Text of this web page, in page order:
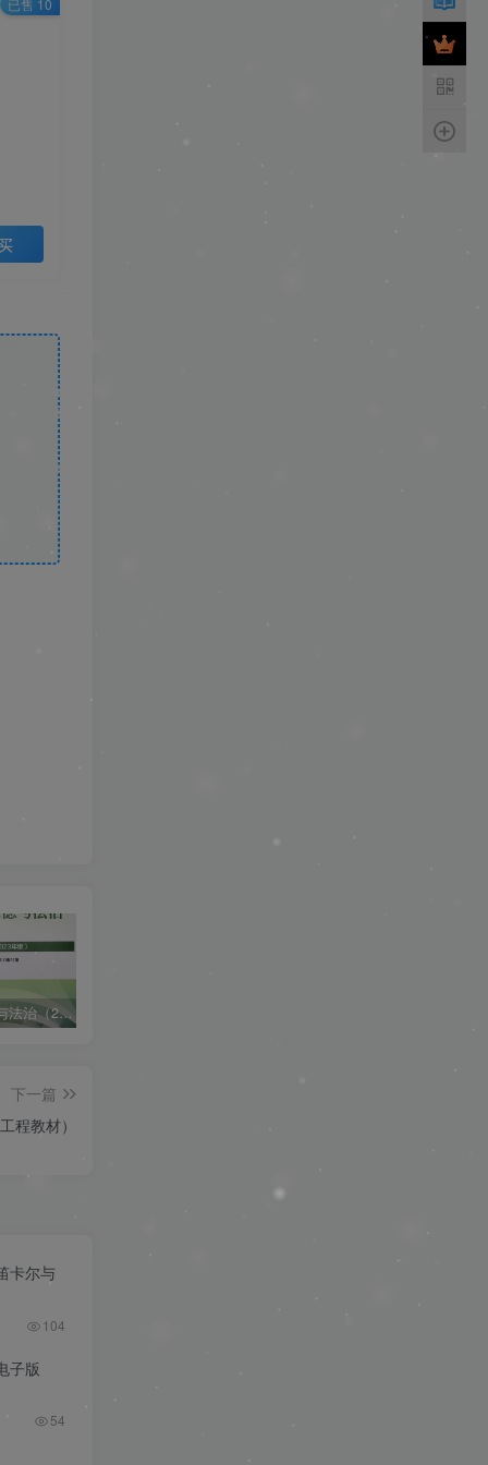
已售 10
思想道德与法治（2023年版）（最新版）pdf
下一篇
程教材）
卡尔与
104
子版
54